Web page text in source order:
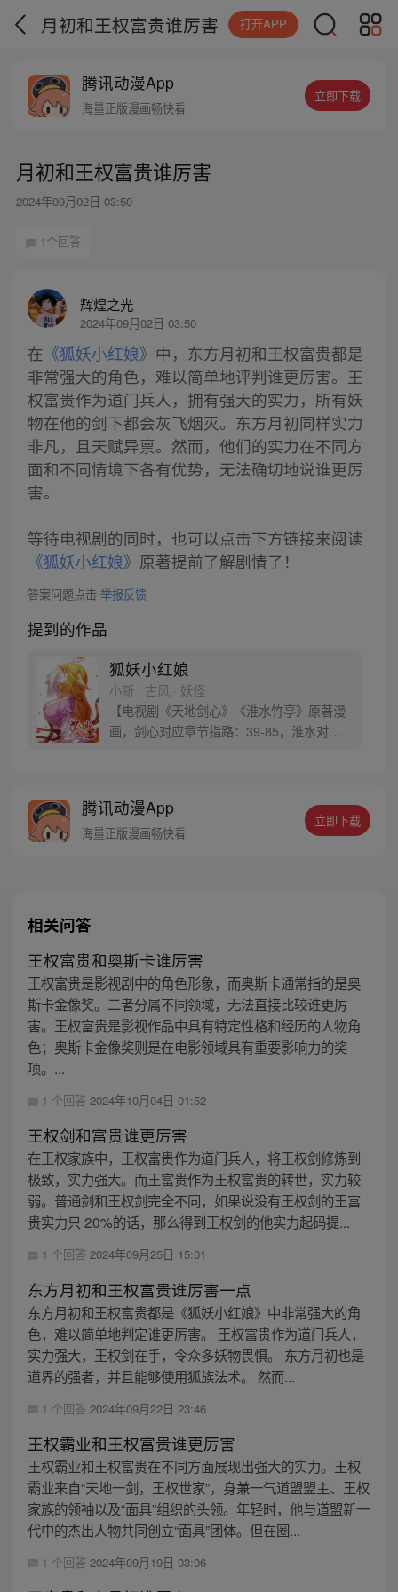
月初和王权富贵谁厉害 打开APP
腾讯动漫App
海量正版漫画畅快看
立即下载
月初和王权富贵谁厉害
2024年09月02日 03:50
1个回答
辉煌之光
2024年09月02日 03:50
在 《狐妖小红娘》 中，东方月初和王权富贵都是
非常强大的角色，难以简单地评判谁更厉害。王
权富贵作为道门兵人，拥有强大的实力，所有妖
物在他的剑下都会灰飞烟灭。东方月初同样实力
非凡，且天赋异禀。然而，他们的实力在不同方
面和不同情境下各有优势，无法确切地说谁更厉
害。
等待电视剧的同时，也可以点击下方链接来阅读
《狐妖小红娘》 原著提前了解剧情了！
答案问题点击 举报反馈
提到的作品
狐妖小红娘
小新 · 古风 · 妖怪
【电视剧《天地剑心》《淮水竹亭》原著漫
画，剑心对应章节指路：39-85，淮水对应
腾讯动漫App
海量正版漫画畅快看
立即下载
相关问答
王权富贵和奥斯卡谁厉害
王权富贵是影视剧中的角色形象，而奥斯卡通常指的是奥
斯卡金像奖。二者分属不同领域，无法直接比较谁更厉
害。王权富贵是影视作品中具有特定性格和经历的人物角
色；奥斯卡金像奖则是在电影领域具有重要影响力的奖
项。...
1 个回答 2024年10月04日 01:52
王权剑和富贵谁更厉害
在王权家族中，王权富贵作为道门兵人，将王权剑修炼到
极致，实力强大。而王富贵作为王权富贵的转世，实力较
弱。普通剑和王权剑完全不同，如果说没有王权剑的王富
贵实力只 20%的话，那么得到王权剑的他实力起码提...
1 个回答 2024年09月25日 15:01
东方月初和王权富贵谁厉害一点
东方月初和王权富贵都是《狐妖小红娘》中非常强大的角
色，难以简单地判定谁更厉害。 王权富贵作为道门兵人，
实力强大，王权剑在手，令众多妖物畏惧。 东方月初也是
道界的强者，并且能够使用狐族法术。 然而...
1 个回答 2024年09月22日 23:46
王权霸业和王权富贵谁更厉害
王权霸业和王权富贵在不同方面展现出强大的实力。王权
霸业来自“天地一剑，王权世家”，身兼一气道盟盟主、王权
家族的领袖以及“面具”组织的头领。年轻时，他与道盟新一
代中的杰出人物共同创立“面具”团体。但在圈...
1 个回答 2024年09月19日 03:06